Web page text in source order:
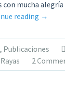
con mucha
reading «La
entre
rayas
en
→
, Publicaciones
2